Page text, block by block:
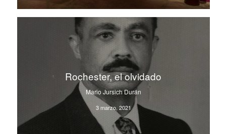
Rochester, el olvidado
Mario Jursich Durán
3 marzo, 2021